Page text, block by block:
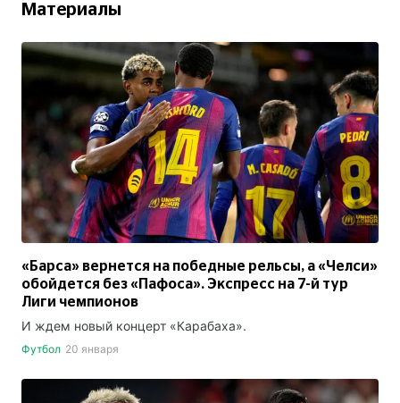
Материалы
«Барса» вернется на победные рельсы, а «Челси»
обойдется без «Пафоса». Экспресс на 7-й тур
Лиги чемпионов
И ждем новый концерт «Карабаха».
Футбол 20 января